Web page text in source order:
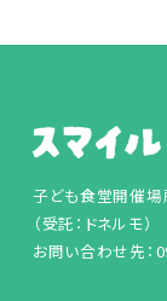
子ども食堂開催
（受託：ドネルモ）
お問い合わせ先：